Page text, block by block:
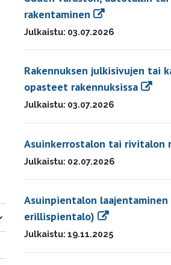
rakentaminen
Julkaistu: 03.07.2026
Rakennuksen julkisivujen tai
opasteet rakennuksissa
Julkaistu: 03.07.2026
Asuinkerrostalon tai rivitalon
Julkaistu: 02.07.2026
Asuinpientalon
erillispientalo)
Julkaistu: 19.11.2025